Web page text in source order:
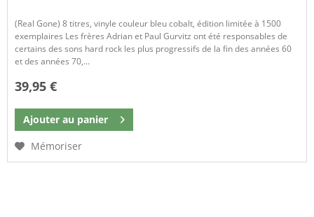
(Real Gone) 8 titres, vinyle couleur bleu cobalt, édition limitée à 1500
exemplaires Les frères Adrian et Paul Gurvitz ont été responsables de
certains des sons hard rock les plus progressifs de la fin des années 60
et des années 70,...
39,95 €
Ajouter au panier
Mémoriser